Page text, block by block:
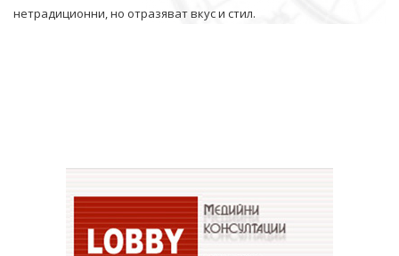
нетрадиционни, но отразяват вкус и стил.